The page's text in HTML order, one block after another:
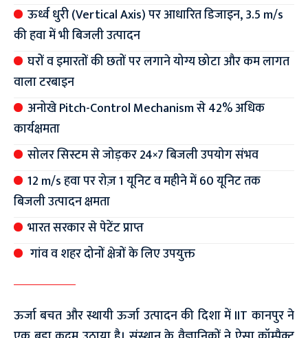
ऊर्ध्व धुरी (Vertical Axis) पर आधारित डिजाइन, 3.5 m/s
की हवा में भी बिजली उत्पादन
घरों व इमारतों की छतों पर लगाने योग्य छोटा और कम लागत
वाला टरबाइन
अनोखे Pitch-Control Mechanism से 42% अधिक
कार्यक्षमता
सोलर सिस्टम से जोड़कर 24×7 बिजली उपयोग संभव
12 m/s हवा पर रोज़ 1 यूनिट व महीने में 60 यूनिट तक
बिजली उत्पादन क्षमता
भारत सरकार से पेटेंट प्राप्त
गांव व शहर दोनों क्षेत्रों के लिए उपयुक्त
ऊर्जा बचत और स्थायी ऊर्जा उत्पादन की दिशा में IIT कानपुर ने